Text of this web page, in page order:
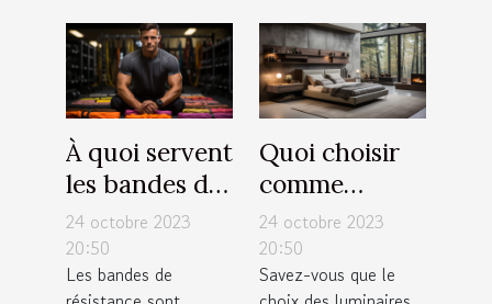
À quoi servent
les bandes de
résistance ?
24 octobre 2023
20:50
Les bandes de
Quoi choisir
comme
luminaires
pour sa
chambre ?
24 octobre 2023
20:50
Savez-vous que le